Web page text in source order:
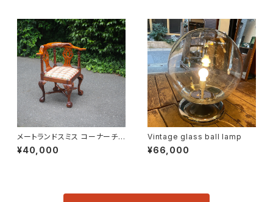
メートランドスミス コーナーチェ
ア
¥40,000
Vintage glass ball lamp
¥66,000